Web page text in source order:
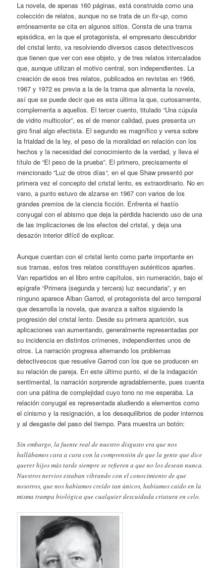
La novela, de apenas 160 páginas, está construida como una
colección de relatos, aunque no se trata de unfix-up, como
erróneamente se cita en algunos sitios. Consta de una trama
episódica, en la que el protagonista, el empresario descubridor
del cristal lento, va resolviendo diversos casos detectivescos
que tienen que ver con ese objeto, y de tres relatos intercalados
que, aunque utilizan el motivo central, son independientes. La
creación de esos tres relatos, publicados en revistas en 1966,
1967 y 1972 es previa a la de la trama que alimenta la novela,
así que se puede decir que es esta última la que, curiosamente,
complementa a aquellos. El tercer cuento, titulado “Una cúpula
de vidrio multicolor”, es el de menor calidad, pues presenta un
giro final algo efectista. El segundo es magnífico y versa sobre
la frialdad de la ley, el peso de la moralidad en relación con los
hechos y la necesidad del conocimiento de la verdad, y lleva el
título de “El peso de la prueba”. El primero, precisamente el
mencionado “Luz de otros días“, en el que Shaw presentó por
primera vez el concepto del cristal lento, es extraordinario. No en
vano, a punto estuvo de alzarse en 1967 con varios de los
grandes premios de la ciencia ficción. Enfrenta el hastío
conyugal con el abismo que deja la pérdida haciendo uso de una
de las implicaciones de los efectos del cristal, y deja una
desazón interior difícil de explicar.
Aunque cuentan con el cristal lento como parte importante en
sus tramas, estos tres relatos constituyen auténticos apartes.
Van repartidos en el libro entre capítulos, sin numeración, bajo el
epígrafe “Primera (segunda y tercera) luz secundaria”, y en
ninguno aparece Alban Garrod, el protagonista del arco temporal
que desarrolla la novela, que avanza a saltos siguiendo la
progresión del cristal lento. Desde su primera aparición, sus
aplicaciones van aumentando, generalmente representadas por
su incidencia en distintos crímenes, independientes unos de
otros. La narración progresa alternando los problemas
detectivescos que resuelve Garrod con los que se producen en
su relación de pareja. En este último punto, el de la indagación
sentimental, la narración sorprende agradablemente, pues cuenta
con una pátina de complejidad cuyo tono no me esperaba. La
relación conyugal es representada aludiendo a elementos como
el cinismo y la resignación, a los desequilibrios de poder internos
y al desgaste del paso del tiempo. Para muestra un botón:
Sin embargo, la fuente real de nuestro disgusto era que nos
hallábamos cara a cara con la comprensión de que la gente que dice
querer hijos más tarde siempre se refieren a que no los desean nunca.
Nuestros nervios estaban vibrando con el conocimiento de que
nosotros, que nos habíamos creído tan únicos, habíamos caído en la
misma trampa biológica que cualquier descuidada criatura en celo.